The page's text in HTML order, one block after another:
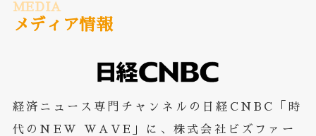
MEDIA
メディア情報
経済ニュース専門チャンネルの日経CNBC「時
代のNEW WAVE」に、株式会社ビズファー